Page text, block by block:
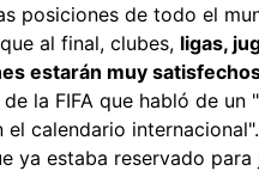
posiciones de todo el
al final, clubes, ligas,
estarán muy
la FIFA que habló de un
el calendario
ya estaba reservado para